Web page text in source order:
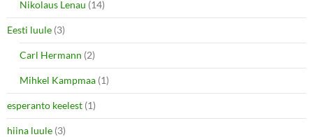
Nikolaus Lenau (14)
Eesti luule (3)
Carl Hermann (2)
Mihkel Kampmaa (1)
esperanto keelest (1)
hiina luule (3)